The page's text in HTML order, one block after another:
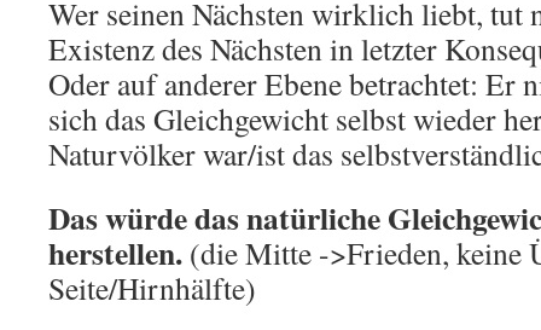
Wer seinen Nächsten wirklich liebt, tut
Existenz des Nächsten in letzter
Oder auf anderer Ebene betrachtet: Er
sich das Gleichgewicht selbst wieder
Naturvölker war/ist das
Das würde das natürliche
herstellen. (die Mitte ->Frieden, keine
Seite/Hirnhälfte)